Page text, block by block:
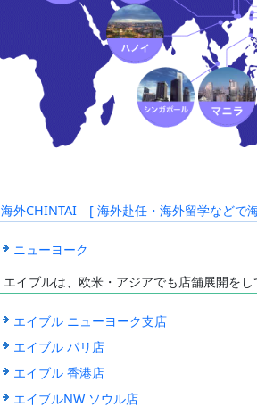
海外CHINTAI [ 海外赴任・海外留学などで
ニューヨーク
エイブルは、欧米・アジアでも店舗展開を
エイブル ニューヨーク支店
エイブル パリ店
エイブル 香港店
エイブルNW ソウル店